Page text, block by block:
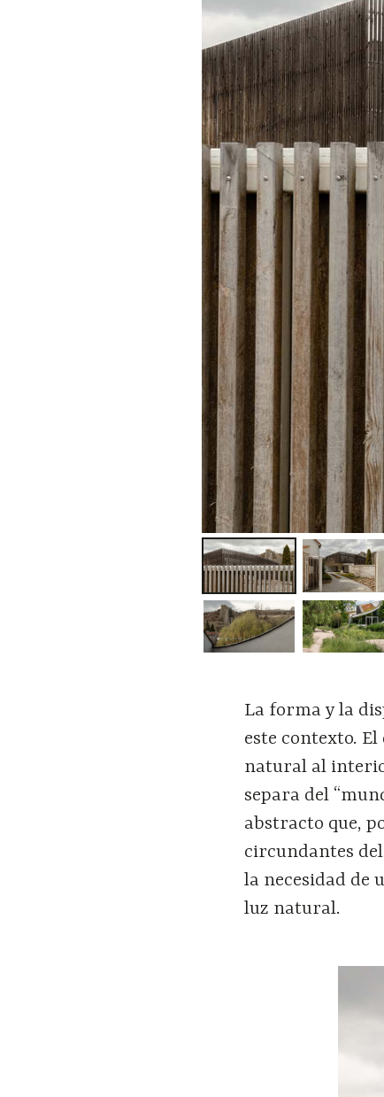
La forma y la
este contexto.
natural al
separa del
abstracto que,
circundantes
la necesidad de
luz natural.